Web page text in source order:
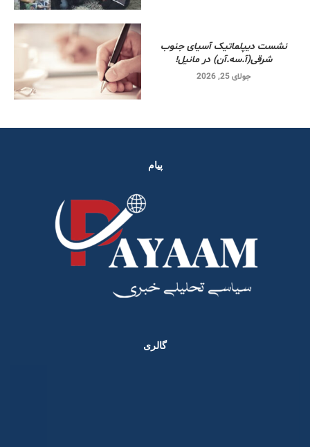
نشست دیپلماتیک آسیای جنوب
شرقی‌(آ.سه.آن) در مانیل!
جولای 25, 2026
پیام
گالری